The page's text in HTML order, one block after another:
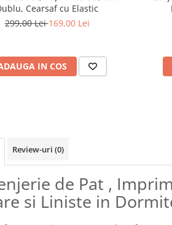
Cearsaf cu Elastic
299,00 Lei169,00 Lei
IN COS
Review-uri (0)
de Pat ,
si Liniste in